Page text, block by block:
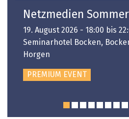
Netzmedien
19. August 2026 - 18:00 bis
Seminarhotel Bocken,
Horgen
PREMIUM EVENT